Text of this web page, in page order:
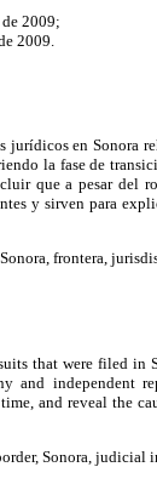
2009;
2009.
jurídicos en Sonora
la fase de
que a pesar del
y sirven para
frontera,
that were filed
and independent
and reveal the
Sonora,